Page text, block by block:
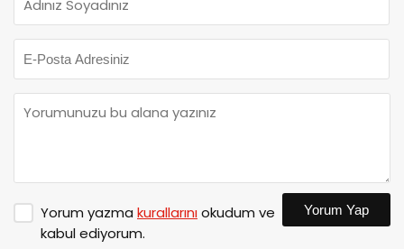
Yorum yazma kurallarınıokudum ve
kabul ediyorum.
Yorum Yap